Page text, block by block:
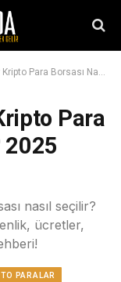
Nasıl Seçilir? 2025 Karşılaştırması
Para
2025
nasıl seçilir?
ücretler,
PARALAR